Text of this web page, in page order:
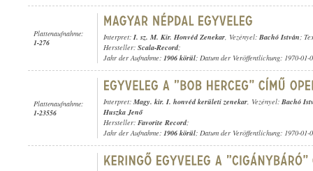
Plattenaufnahme:
1-276
Interpret: I. sz. M. Kir. Honvéd Zenekar, Vezényel: Bachó István;
Hersteller: Scala-Record;
Jahr der Aufnahme: 1906 körül; Datum der Veröffentlichung: 1970-01-
Plattenaufnahme:
1-23556
Interpret: Magy. kir. I. honvéd kerületi zenekar, Vezényel: Bachó
Huszka Jenő
Hersteller: Favorite Record;
Jahr der Aufnahme: 1906 körül; Datum der Veröffentlichung: 1970-01-